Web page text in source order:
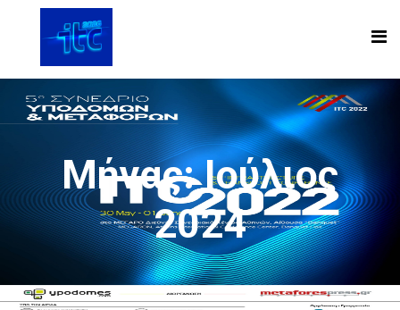
Μήνας:Ιούλιος
2024